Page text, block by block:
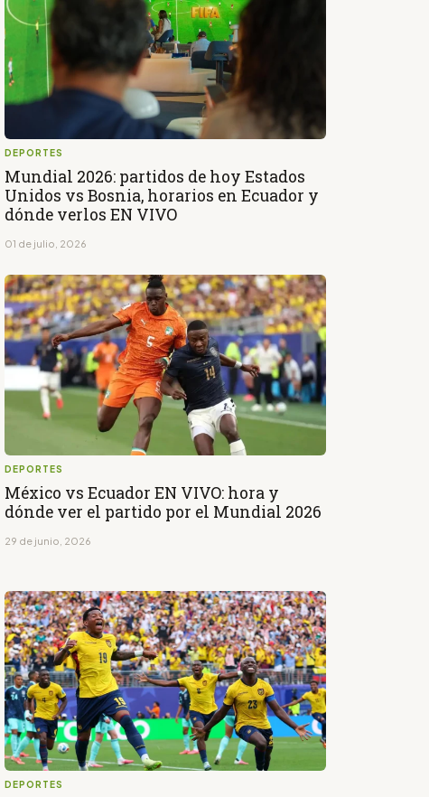
DEPORTES
Mundial 2026: partidos de hoy Estados
Unidos vs Bosnia, horarios en Ecuador y
dónde verlos EN VIVO
01 de julio, 2026
DEPORTES
México vs Ecuador EN VIVO: hora y
dónde ver el partido por el Mundial 2026
29 de junio, 2026
DEPORTES